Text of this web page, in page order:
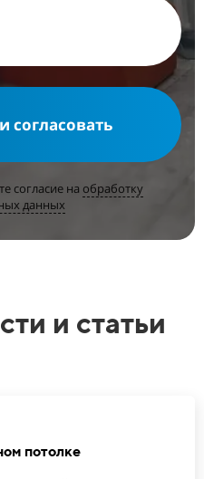
согласовать
согласие на обработку
данных
и статьи
потолке